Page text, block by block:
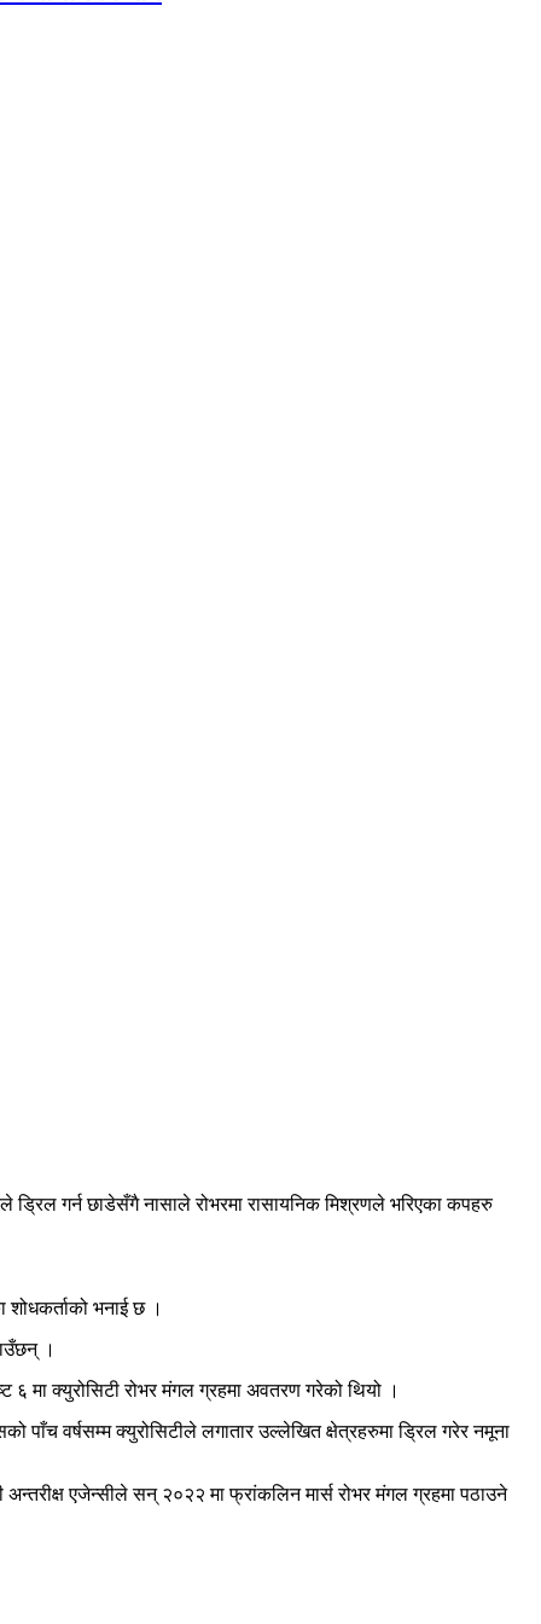
गर्न छाडेसँगै नासाले रोभरमा रासायनिक मिश्रणले भरिएका कपहरु
भनाई छ ।
।
मा क्युरोसिटी रोभर मंगल ग्रहमा अवतरण गरेको थियो ।
पाँच वर्षसम्म क्युरोसिटीले लगातार उल्लेखित क्षेत्रहरुमा ड्रिल गरेर नमूना
एजेन्सीले सन् २०२२ मा फ्रांकलिन मार्स रोभर मंगल ग्रहमा पठाउने